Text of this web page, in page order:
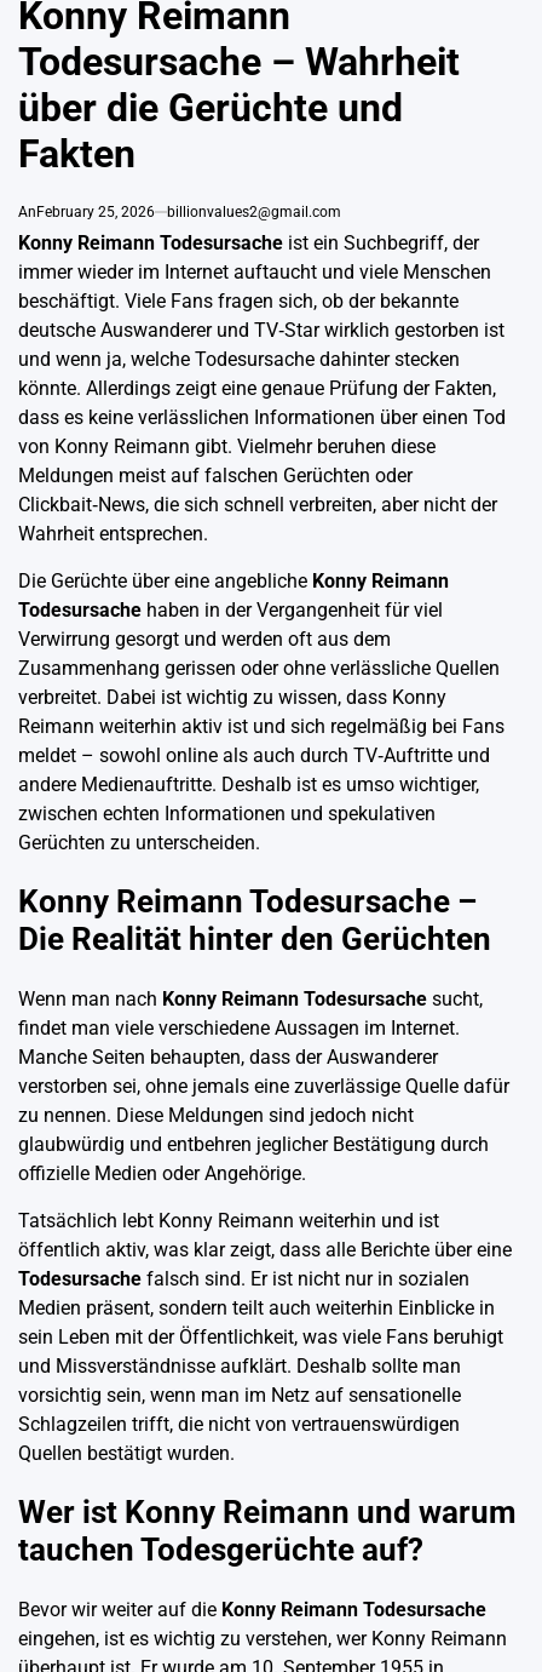
Konny Reimann
Todesursache – Wahrheit
über die Gerüchte und
Fakten
AnFebruary 25, 2026 billionvalues2@gmail.com
Konny Reimann Todesursache ist ein Suchbegriff, der
immer wieder im Internet auftaucht und viele Menschen
beschäftigt. Viele Fans fragen sich, ob der bekannte
deutsche Auswanderer und TV‑Star wirklich gestorben ist
und wenn ja, welche Todesursache dahinter stecken
könnte. Allerdings zeigt eine genaue Prüfung der Fakten,
dass es keine verlässlichen Informationen über einen Tod
von Konny Reimann gibt. Vielmehr beruhen diese
Meldungen meist auf falschen Gerüchten oder
Clickbait‑News, die sich schnell verbreiten, aber nicht der
Wahrheit entsprechen.
Die Gerüchte über eine angebliche Konny Reimann
Todesursache haben in der Vergangenheit für viel
Verwirrung gesorgt und werden oft aus dem
Zusammenhang gerissen oder ohne verlässliche Quellen
verbreitet. Dabei ist wichtig zu wissen, dass Konny
Reimann weiterhin aktiv ist und sich regelmäßig bei Fans
meldet – sowohl online als auch durch TV‑Auftritte und
andere Medienauftritte. Deshalb ist es umso wichtiger,
zwischen echten Informationen und spekulativen
Gerüchten zu unterscheiden.
Konny Reimann Todesursache –
Die Realität hinter den Gerüchten
Wenn man nach Konny Reimann Todesursache sucht,
findet man viele verschiedene Aussagen im Internet.
Manche Seiten behaupten, dass der Auswanderer
verstorben sei, ohne jemals eine zuverlässige Quelle dafür
zu nennen. Diese Meldungen sind jedoch nicht
glaubwürdig und entbehren jeglicher Bestätigung durch
offizielle Medien oder Angehörige.
Tatsächlich lebt Konny Reimann weiterhin und ist
öffentlich aktiv, was klar zeigt, dass alle Berichte über eine
Todesursache falsch sind. Er ist nicht nur in sozialen
Medien präsent, sondern teilt auch weiterhin Einblicke in
sein Leben mit der Öffentlichkeit, was viele Fans beruhigt
und Missverständnisse aufklärt. Deshalb sollte man
vorsichtig sein, wenn man im Netz auf sensationelle
Schlagzeilen trifft, die nicht von vertrauenswürdigen
Quellen bestätigt wurden.
Wer ist Konny Reimann und warum
tauchen Todesgerüchte auf?
Bevor wir weiter auf die Konny Reimann Todesursache
eingehen, ist es wichtig zu verstehen, wer Konny Reimann